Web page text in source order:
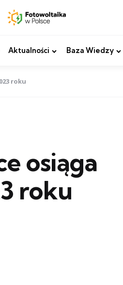
Aktualności Baza Wiedzy
roku
osiąga
roku